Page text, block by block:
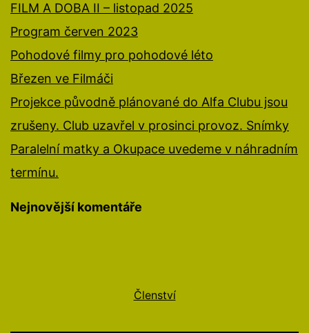
FILM A DOBA II – listopad 2025
Program červen 2023
Pohodové filmy pro pohodové léto
Březen ve Filmáči
Projekce původně plánované do Alfa Clubu jsou
zrušeny. Club uzavřel v prosinci provoz. Snímky
Paralelní matky a Okupace uvedeme v náhradním
termínu.
Nejnovější komentáře
Členství